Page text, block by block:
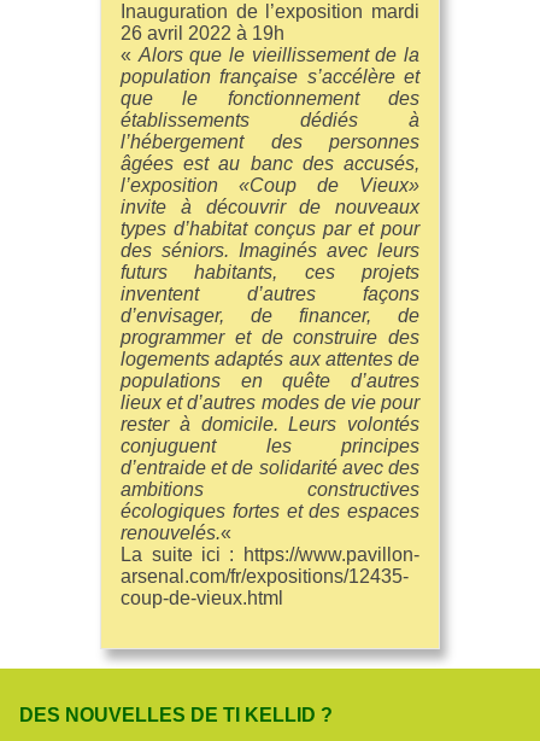
Inauguration de l’exposition mardi
26 avril 2022 à 19h
« Alors que le vieillissement de la
population française s’accélère et
que le fonctionnement des
établissements dédiés à
l’hébergement des personnes
âgées est au banc des accusés,
l’exposition «Coup de Vieux»
invite à découvrir de nouveaux
types d’habitat conçus par et pour
des séniors. Imaginés avec leurs
futurs habitants, ces projets
inventent d’autres façons
d’envisager, de financer, de
programmer et de construire des
logements adaptés aux attentes de
populations en quête d’autres
lieux et d’autres modes de vie pour
rester à domicile. Leurs volontés
conjuguent les principes
d’entraide et de solidarité avec des
ambitions constructives
écologiques fortes et des espaces
renouvelés.«
La suite ici : https://www.pavillon-
arsenal.com/fr/expositions/12435-
coup-de-vieux.html
DES NOUVELLES DE TI KELLID ?